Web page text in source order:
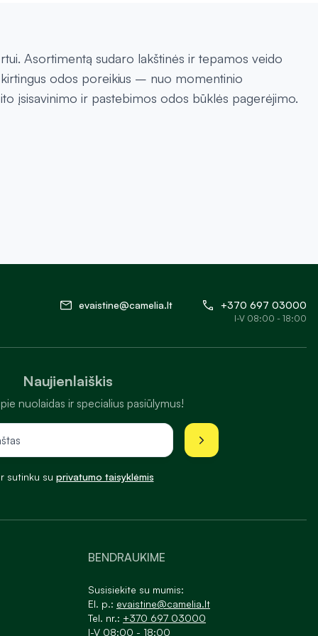
Asortimentą sudaro lakštinės ir tepamos veido
odos poreikius – nuo momentinio
įsisavinimo ir pastebimos odos būklės pagerėjimo.
Naujienlaiškis
nuolaidas ir specialius pasiūlymus!
sutinku su privatumo taisyklėmis
evaistine@camelia.lt +370 697 03000
I-V 08:00 - 18:00
BENDRAUKIME
Susisiekite su mumis:
El. p.: evaistine@camelia.lt
Tel. nr.: +370 697 03000
I-V 08:00 - 18:00